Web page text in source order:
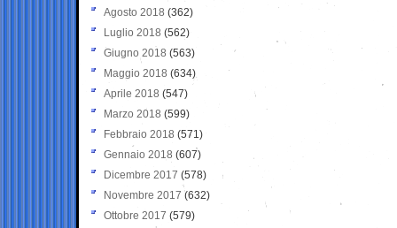
Agosto 2018 (362)
Luglio 2018 (562)
Giugno 2018 (563)
Maggio 2018 (634)
Aprile 2018 (547)
Marzo 2018 (599)
Febbraio 2018 (571)
Gennaio 2018 (607)
Dicembre 2017 (578)
Novembre 2017 (632)
Ottobre 2017 (579)